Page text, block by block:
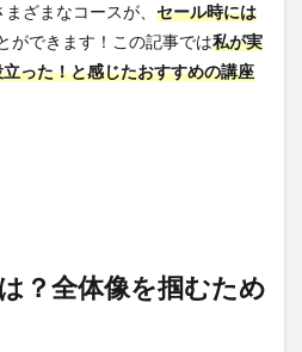
ざまなコースが、 セール時には
ができます！この記事では私が実
った！と感じたおすすめの講座
？全体像を掴むため